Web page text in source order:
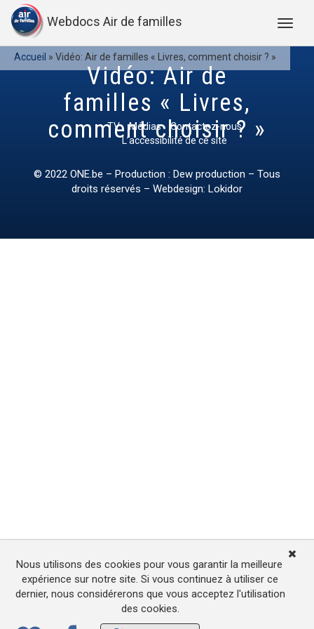
Webdocs Air de familles
Accueil » Vidéo: Air de familles « Livres, comment choisir ? »
Vidéo: Air de
familles « Livres,
comment choisir ? »
TV Médias
Contactez-nous
L’accessibilité de ce site
© 2022 ONE.be – Production : Dew production – Tous
droits réservés – Webdesign: Lokidor
Nous utilisons des cookies pour vous garantir la meilleure
expérience sur notre site. Si vous continuez à utiliser ce
dernier, nous considérerons que vous acceptez l'utilisation
des cookies.